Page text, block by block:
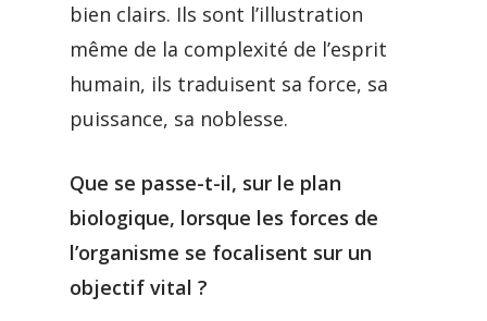
bien clairs. Ils sont l’illustration
même de la complexité de l’esprit
humain, ils traduisent sa force, sa
puissance, sa noblesse.
Que se passe-t-il, sur le plan
biologique, lorsque les forces de
l’organisme se focalisent sur un
objectif vital ?